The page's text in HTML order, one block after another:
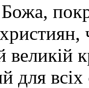
великій
для